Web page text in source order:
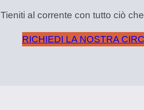
Tieniti al corrente con tutto ciò
RICHIEDI LA NOSTRA